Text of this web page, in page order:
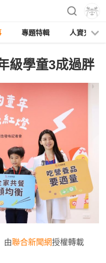
專題特輯 人資充電
級學童3成過胖
由聯合新聞網授權轉載